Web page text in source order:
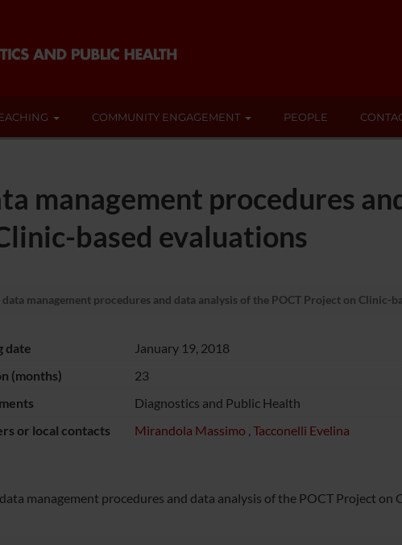
COMMUNITY ENGAGEMENT PEOPLE
management procedures
based evaluations
data management procedures and data analysis of the POCT Project on Clinic-
date
January 19, 2018
(months)
23
Diagnostics and Public Health
or local contacts
Mirandola Massimo , Tacconelli Evelina
management procedures and data analysis of the POCT Project on